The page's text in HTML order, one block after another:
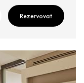
Rezervovat